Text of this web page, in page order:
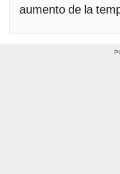
aumento de la